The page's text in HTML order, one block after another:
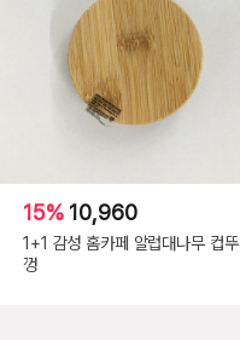
15% 10,960
1+1 감성 홈카페 알럽대나무 컵뚜
껑